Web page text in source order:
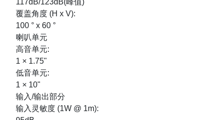
117dB/123dB(峰值)
覆盖角度 (H x V):
100 ° x 60 °
喇叭单元
高音单元:
1 × 1.75"
低音单元:
1 × 10"
输入/输出部分
输入灵敏度 (1W @ 1m):